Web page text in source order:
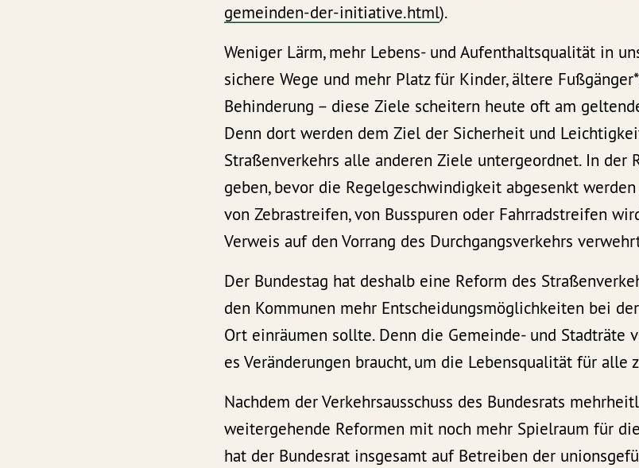
gemeinden-der-initiative.html).
Weniger Lärm, mehr Lebens- und Aufenthaltsqualität in
sichere Wege und mehr Platz für Kinder, ältere
Behinderung – diese Ziele scheitern heute oft am
Denn dort werden dem Ziel der Sicherheit und
Straßenverkehrs alle anderen Ziele untergeordnet. In der
geben, bevor die Regelgeschwindigkeit abgesenkt
von Zebrastreifen, von Busspuren oder Fahrradstreifen
Verweis auf den Vorrang des Durchgangsverkehrs
Der Bundestag hat deshalb eine Reform des
den Kommunen mehr Entscheidungsmöglichkeiten bei
Ort einräumen sollte. Denn die Gemeinde- und Stadträte
es Veränderungen braucht, um die Lebensqualität für alle
Nachdem der Verkehrsausschuss des Bundesrats
weitergehende Reformen mit noch mehr Spielraum für
hat der Bundesrat insgesamt auf Betreiben der